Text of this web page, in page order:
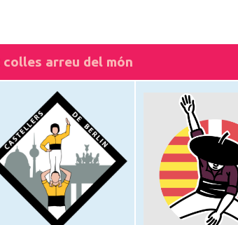
colles arreu del món